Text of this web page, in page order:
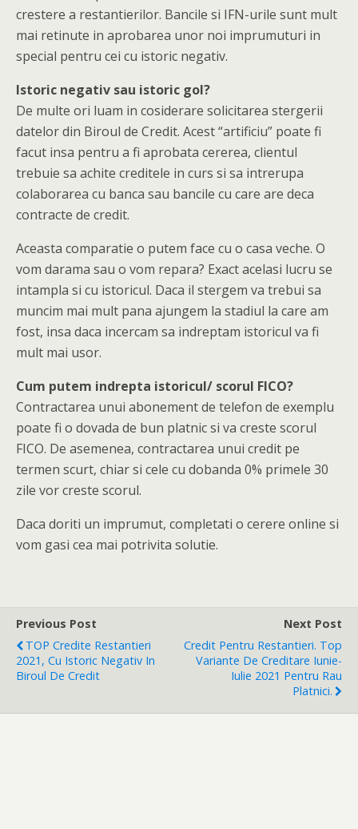
crestere a restantierilor. Bancile si IFN-urile sunt mult
mai retinute in aprobarea unor noi imprumuturi in
special pentru cei cu istoric negativ.
Istoric negativ sau istoric gol?
De multe ori luam in cosiderare solicitarea stergerii
datelor din Biroul de Credit. Acest “artificiu” poate fi
facut insa pentru a fi aprobata cererea, clientul
trebuie sa achite creditele in curs si sa intrerupa
colaborarea cu banca sau bancile cu care are deca
contracte de credit.
Aceasta comparatie o putem face cu o casa veche. O
vom darama sau o vom repara? Exact acelasi lucru se
intampla si cu istoricul. Daca il stergem va trebui sa
muncim mai mult pana ajungem la stadiul la care am
fost, insa daca incercam sa indreptam istoricul va fi
mult mai usor.
Cum putem indrepta istoricul/ scorul FICO?
Contractarea unui abonement de telefon de exemplu
poate fi o dovada de bun platnic si va creste scorul
FICO. De asemenea, contractarea unui credit pe
termen scurt, chiar si cele cu dobanda 0% primele 30
zile vor creste scorul.
Daca doriti un imprumut, completati o cerere online si
vom gasi cea mai potrivita solutie.
Previous Post
TOP Credite Restantieri
2021, Cu Istoric Negativ In
Biroul De Credit
Next Post
Credit Pentru Restantieri. Top
Variante De Creditare Iunie-
Iulie 2021 Pentru Rau
Platnici.